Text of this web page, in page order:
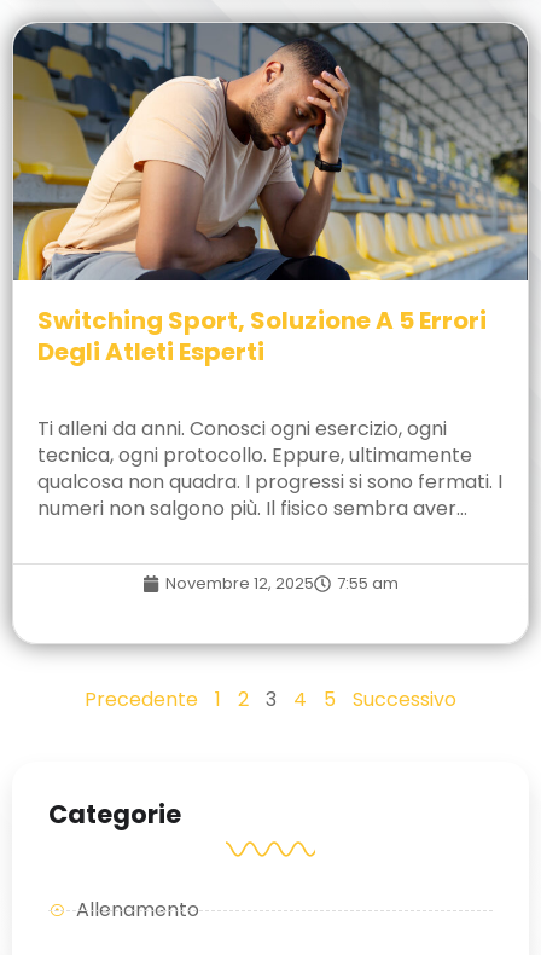
Switching Sport, Soluzione A 5 Errori
Degli Atleti Esperti
Ti alleni da anni. Conosci ogni esercizio, ogni
tecnica, ogni protocollo. Eppure, ultimamente
qualcosa non quadra. I progressi si sono fermati. I
numeri non salgono più. Il fisico sembra aver…
Novembre 12, 2025 7:55 am
Precedente 1 2 3 4 5 Successivo
Categorie
Allenamento